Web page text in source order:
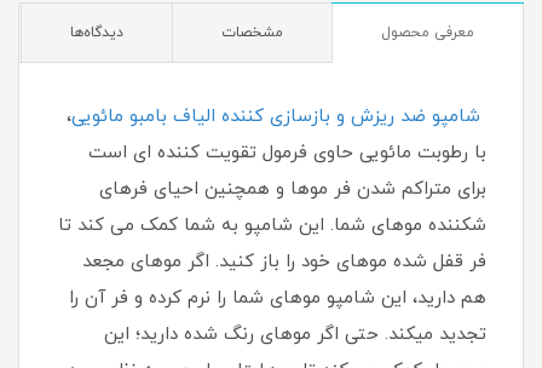
معرفی محصول مشخصات دیدگاه‌ها
شامپو ضد ریزش و بازسازی کننده الیاف بامبو مائویی،
با رطوبت مائویی حاوی فرمول تقویت کننده ای است
برای متراکم شدن فر موها و همچنین احیای فرهای
شکننده موهای شما. این شامپو به شما کمک می کند تا
فر قفل شده موهای خود را باز کنید. اگر موهای مجعد
هم دارید، این شامپو موهای شما را نرم کرده و فر آن را
تجدید می­کند. حتی اگر موهای رنگ شده دارید؛ این